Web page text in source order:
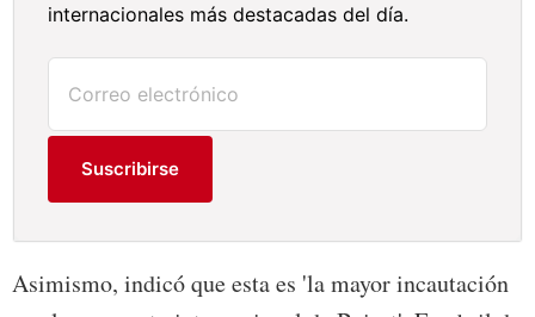
internacionales más destacadas del día.
Suscribirse
Asimismo, indicó que esta es 'la mayor incautación